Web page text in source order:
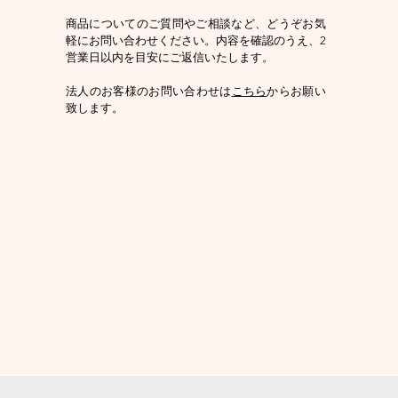
商品についてのご質問やご相談など、どうぞお気
軽にお問い合わせください。内容を確認のうえ、2
営業日以内を目安にご返信いたします。
​法人のお客様のお問い合わせは こちらからお願い
致します。